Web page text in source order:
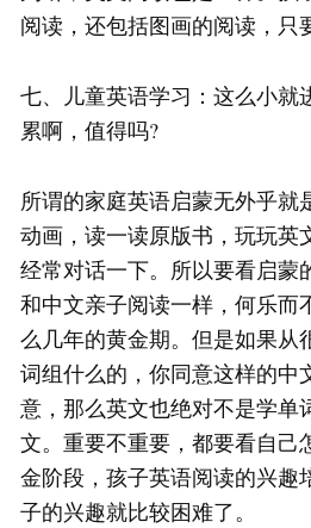
阅读，还包括图画的阅读，只
七、儿童英语学习：这么小就
累啊，值得吗?
所谓的家庭英语启蒙无外乎就
动画，读一读原版书，玩玩英
经常对话一下。所以要看启蒙
和中文亲子阅读一样，何乐而
么几年的黄金期。但是如果从
词组什么的，你同意这样的中
意，那么英文也绝对不是学单
文。重要不重要，都要看自己
金阶段，孩子英语阅读的兴趣
子的兴趣就比较困难了。